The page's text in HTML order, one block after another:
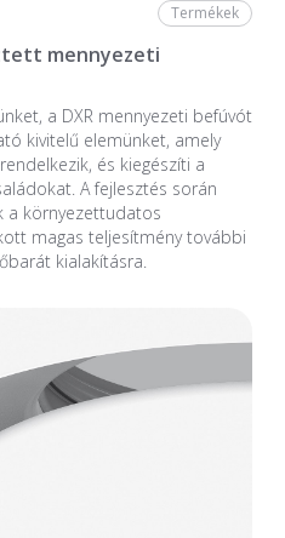
Termékek
mennyezeti
a DXR mennyezeti befúvót
kivitelű elemünket, amely
és kiegészíti a
A fejlesztés során
a környezettudatos
magas teljesítmény további
kialakításra.